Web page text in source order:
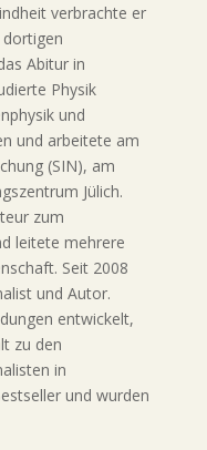
verbrachte er
Abitur in
Physik
und
und arbeitete am
(SIN), am
Jülich.
zum
leitete mehrere
Seit 2008
und Autor.
entwickelt,
zu den
in
und wurden